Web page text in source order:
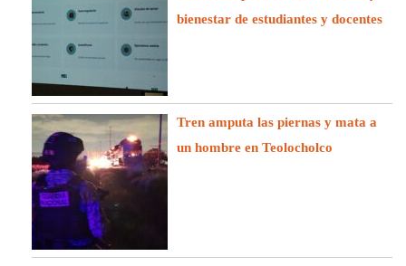
bienestar de estudiantes y docentes
Tren amputa las piernas y mata a
un hombre en Teolocholco